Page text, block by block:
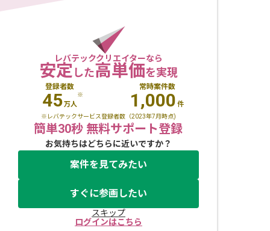
レバテッククリエイターなら
安定した高単価を実現
登録者数
45万人
※
常時案件数
1,000 件
※レバテックサービス登録者数（2023年7月時点)
簡単30秒 無料サポート登録
お気持ちはどちらに近いですか？
案件を見てみたい
すぐに参画したい
スキップ
ログインはこちら